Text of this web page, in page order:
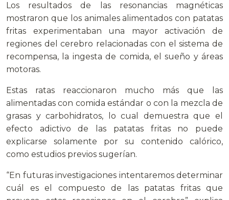
Los resultados de las resonancias magnéticas
mostraron que los animales alimentados con patatas
fritas experimentaban una mayor activación de
regiones del cerebro relacionadas con el sistema de
recompensa, la ingesta de comida, el sueño y áreas
motoras.
Estas ratas reaccionaron mucho más que las
alimentadas con comida estándar o con la mezcla de
grasas y carbohidratos, lo cual demuestra que el
efecto adictivo de las patatas fritas no puede
explicarse solamente por su contenido calórico,
como estudios previos sugerían.
“En futuras investigaciones intentaremos determinar
cuál es el compuesto de las patatas fritas que